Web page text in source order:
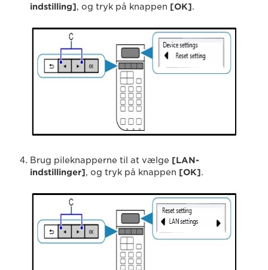
indstilling], og tryk på knappen [OK].
Brug pileknapperne til at vælge [LAN-
indstillinger], og tryk på knappen [OK].